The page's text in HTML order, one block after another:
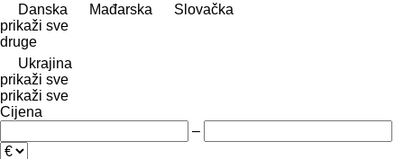
Danska
Mađarska
Slovačka
prikaži sve
druge
Ukrajina
prikaži sve
prikaži sve
Cijena
–